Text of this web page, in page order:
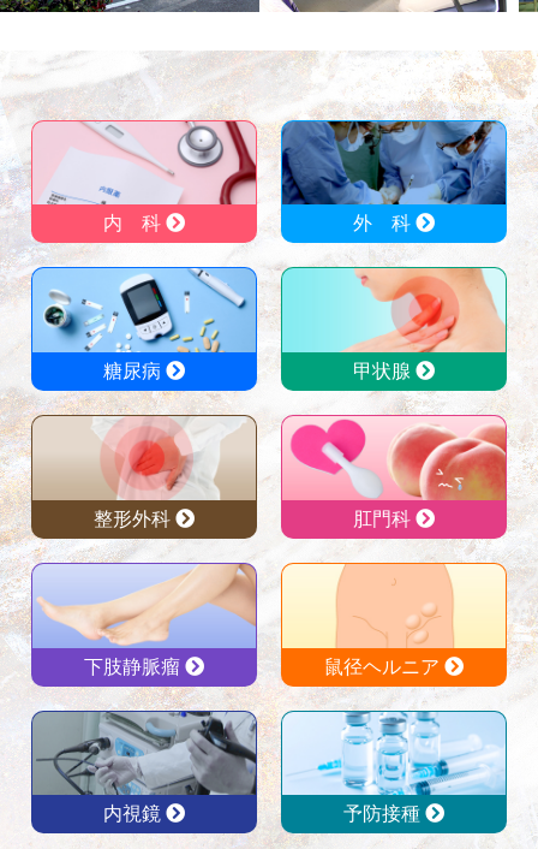
内 科 外 科
糖尿病 甲状腺
整形外科 肛門科
下肢静脈瘤 鼠径ヘルニア
内視鏡 予防接種